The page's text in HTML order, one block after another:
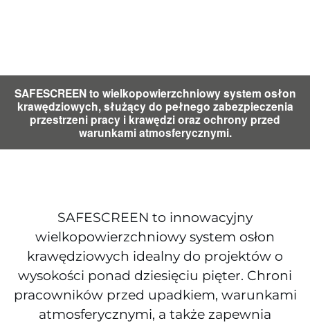
SAFESCREEN to wielkopowierzchniowy system osłon
krawędziowych, służący do pełnego zabezpieczenia
przestrzeni pracy i krawędzi oraz ochrony przed
warunkami atmosferycznymi.
SAFESCREEN to innowacyjny
wielkopowierzchniowy system osłon
krawędziowych idealny do projektów o
wysokości ponad dziesięciu pięter. Chroni
pracowników przed upadkiem, warunkami
atmosferycznymi, a także zapewnia